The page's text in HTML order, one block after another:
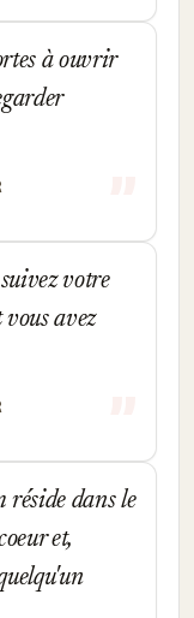
à ouvrir
votre
vous avez
dans le
et,